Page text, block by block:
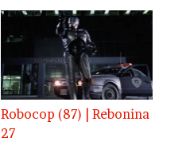
Robocop (87) | Rebonina
27